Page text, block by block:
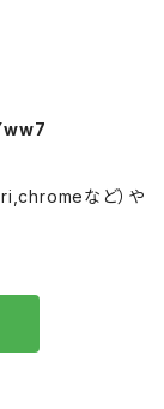
など）や